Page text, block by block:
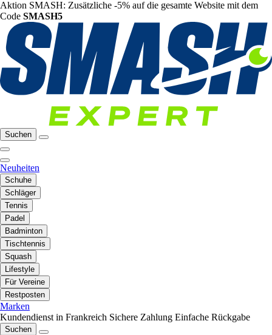
Aktion SMASH: Zusätzliche -5% auf die gesamte Website mit dem
Code SMASH5
Suchen
Neuheiten
Schuhe
Schläger
Tennis
Padel
Badminton
Tischtennis
Squash
Lifestyle
Für Vereine
Restposten
Marken
Kundendienst in Frankreich Sichere Zahlung Einfache Rückgabe
Suchen